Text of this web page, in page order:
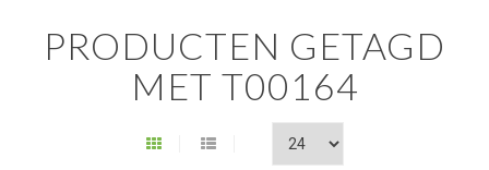
PRODUCTEN GETAGD
MET T00164